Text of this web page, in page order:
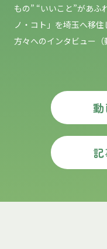
もの” “いいこと”があふ
ノ・コト」を埼玉へ移住
方々へのインタビュー（